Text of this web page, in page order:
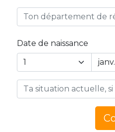
Ton département de
Date de naissance
Year